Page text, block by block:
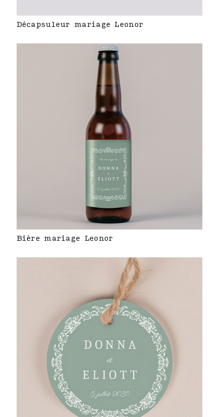
Décapsuleur mariage Leonor
Bière mariage Leonor